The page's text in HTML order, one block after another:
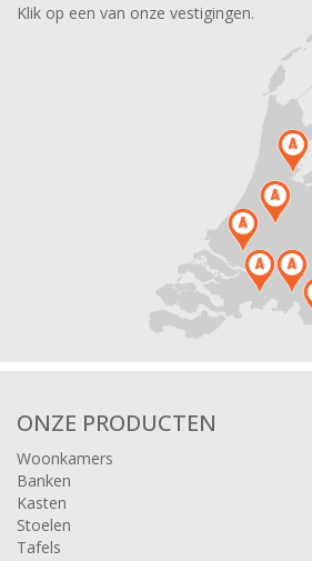
Klik op een van onze vestigingen.
ONZE PRODUCTEN
Woonkamers
Banken
Kasten
Stoelen
Tafels